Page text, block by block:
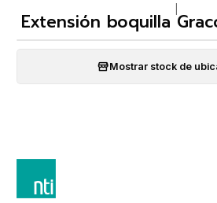
Extensión boquilla
Mostrar stock de